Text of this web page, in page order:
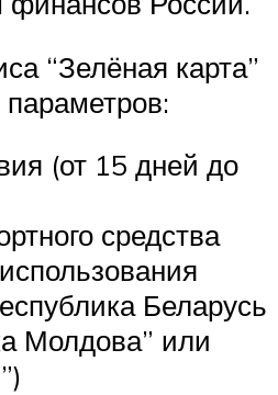
“Зелёная карта”
параметров:
(от 15 дней до
средства
Беларусь
Молдова” или